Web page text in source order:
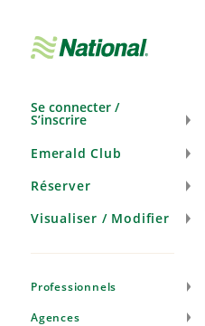
navigation
Se connecter /
S’inscrire
Emerald Club
Réserver
Visualiser / Modifier
Professionnels
Agences